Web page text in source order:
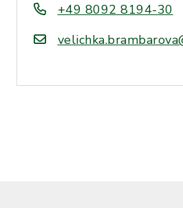
+49 8092 8194-30